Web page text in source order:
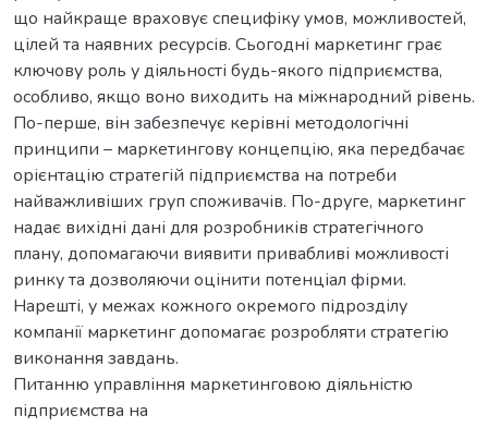
що найкраще враховує специфіку умов, можливостей,
цілей та наявних ресурсів. Сьогодні маркетинг грає
ключову роль у діяльності будь-якого підприємства,
особливо, якщо воно виходить на міжнародний рівень.
По-перше, він забезпечує керівні методологічні
принципи – маркетингову концепцію, яка передбачає
орієнтацію стратегій підприємства на потреби
найважливіших груп споживачів. По-друге, маркетинг
надає вихідні дані для розробників стратегічного
плану, допомагаючи виявити привабливі можливості
ринку та дозволяючи оцінити потенціал фірми.
Нарешті, у межах кожного окремого підрозділу
компанії маркетинг допомагає розробляти стратегію
виконання завдань.
Питанню управління маркетинговою діяльністю
підприємства на